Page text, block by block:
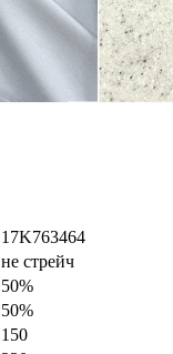
17K763464
не стрейч
50%
50%
150